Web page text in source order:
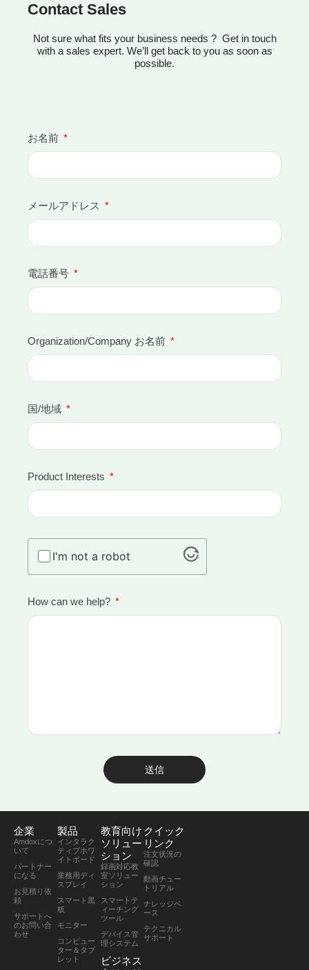
Contact Sales
Not sure what fits your business needs ? Get in touch
with a sales expert. We’ll get back to you as soon as
possible.
お名前
メールアドレス
電話番号
Organization/Company お名前
国/地域
Product Interests
I'm not a robot
How can we help?
送信
企業
Amdoxにつ
いて
パートナー
になる
お見積り依
頼
サポートへ
のお問い合
わせ
製品
インタラク
ティブホワ
イトボード
業務用ディ
スプレイ
スマート黒
板
モニター
コンピュー
ター＆タブ
レット
教育向け
ソリュー
ション
録画対応教
室ソリュー
ション
スマートテ
ィーチング
ツール
デバイス管
理システム
ビジネス
クイック
リンク
注文状況の
確認
動画チュー
トリアル
ナレッジベ
ース
テクニカル
サポート